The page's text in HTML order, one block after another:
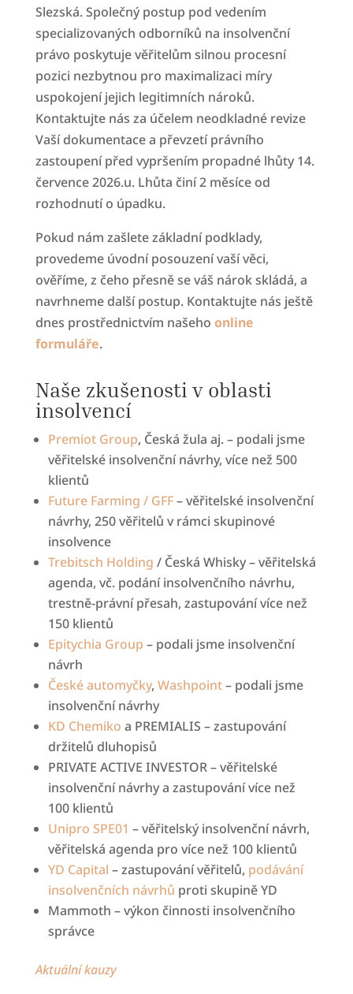
Slezská. Společný postup pod vedením
specializovaných odborníků na insolvenční
právo poskytuje věřitelům silnou procesní
pozici nezbytnou pro maximalizaci míry
uspokojení jejich legitimních nároků.
Kontaktujte nás za účelem neodkladné revize
Vaší dokumentace a převzetí právního
zastoupení před vypršením propadné lhůty 14.
července 2026.u. Lhůta činí 2 měsíce od
rozhodnutí o úpadku.
Pokud nám zašlete základní podklady,
provedeme úvodní posouzení vaší věci,
ověříme, z čeho přesně se váš nárok skládá, a
navrhneme další postup. Kontaktujte nás ještě
dnes prostřednictvím našeho online
formuláře.
Naše zkušenosti v oblasti
insolvencí
Premiot Group, Česká žula aj. – podali jsme
věřitelské insolvenční návrhy, více než 500
klientů
Future Farming / GFF– věřitelské insolvenční
návrhy, 250 věřitelů v rámci skupinové
insolvence
Trebitsch Holding / Česká Whisky – věřitelská
agenda, vč. podání insolvenčního návrhu,
trestně-právní přesah, zastupování více než
150 klientů
Epitychia Group – podali jsme insolvenční
návrh
České automyčky, Washpoint– podali jsme
insolvenční návrhy
KD Chemiko a PREMIALIS – zastupování
držitelů dluhopisů
PRIVATE ACTIVE INVESTOR – věřitelské
insolvenční návrhy a zastupování více než
100 klientů
Unipro SPE01 – věřitelský insolvenční návrh,
věřitelská agenda pro více než 100 klientů
YD Capital – zastupování věřitelů, podávání
insolvenčních návrhů proti skupině YD
Mammoth – výkon činnosti insolvenčního
správce
Aktuální kauzy